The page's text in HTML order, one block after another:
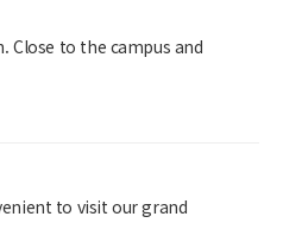
Close to the campus and
to visit our grand